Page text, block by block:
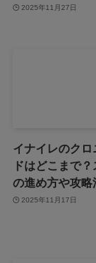
2025年11月27日
イナイレのクロ
ドはどこまで
の進め方や攻略
2025年11月17日